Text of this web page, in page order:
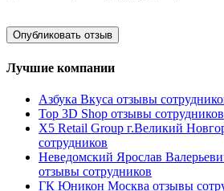
Лучшие компании
Азбука Вкуса отзывы
Top 3D Shop отзывы сотрудников
X5 Retail Group г.Великий
сотрудников
Неведомский Ярослав
отзывы сотрудников
ГК Юникон Москва отзывы